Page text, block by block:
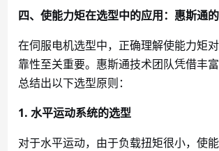
四、使能力矩在选型中的应用：惠斯通
在伺服电机选型中，正确理解使能力矩
靠性至关重要。惠斯通技术团队凭借丰富
总结出以下选型原则：
1. 水平运动系统的选型
对于水平运动，由于负载扭矩很小，使